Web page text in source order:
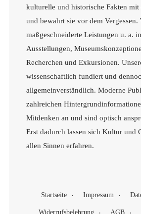
kulturelle und historische Fakten mit
und bewahrt sie vor dem Vergessen.
maßgeschneiderte Leistungen u. a.
Ausstellungen,
Recherchen und Exkursionen.
wissenschaftlich fundiert und
allgemeinverständlich. Moderne
zahlreichen
Mitdenken an und sind optisch
Erst dadurch lassen sich Kultur und
allen Sinnen erfahren.
Startseite Impressum
Widerrufsbelehrung AGB